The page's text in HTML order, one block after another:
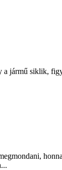
a jármű siklik,